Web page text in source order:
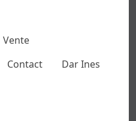
Vente
Contact Dar Ines